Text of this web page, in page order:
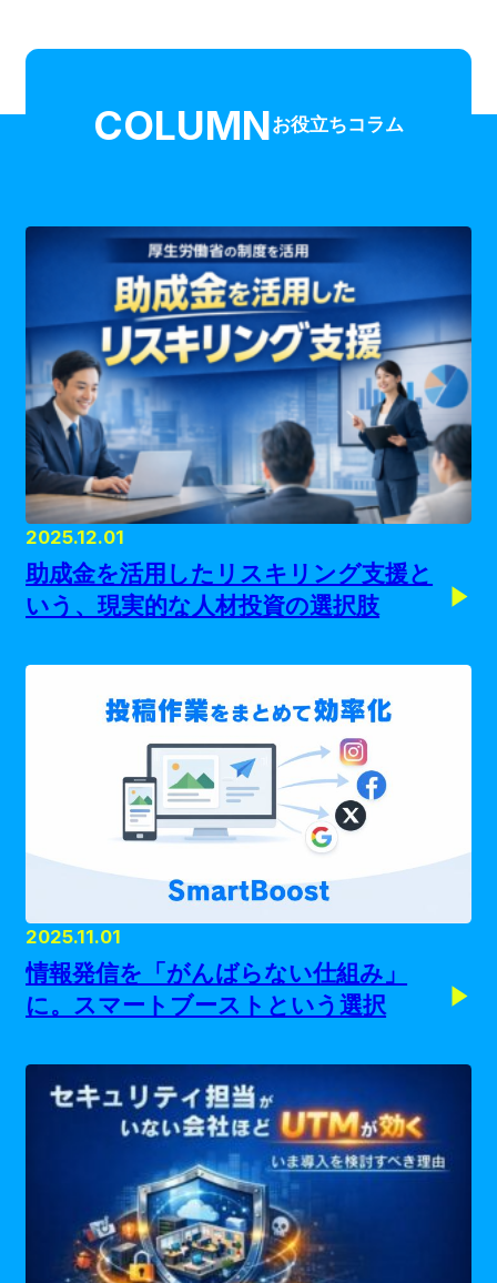
COLUMNお役立ちコラム
2025.12.01
助成金を活用したリスキリング支援と
いう、現実的な人材投資の選択肢
2025.11.01
情報発信を「がんばらない仕組み」
に。スマートブーストという選択